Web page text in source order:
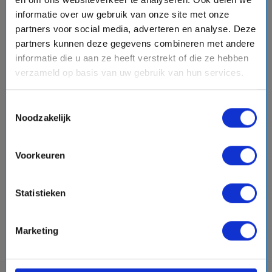
informatie over uw gebruik van onze site met onze
partners voor social media, adverteren en analyse. Deze
partners kunnen deze gegevens combineren met andere
informatie die u aan ze heeft verstrekt of die ze hebben
verzameld op basis van uw gebruik van hun services.
Noodzakelijk
Voorkeuren
Statistieken
Marketing
starstarstarstarstar
starstarstarstarstar
starstarstarstarstar
starstarstarstarstar